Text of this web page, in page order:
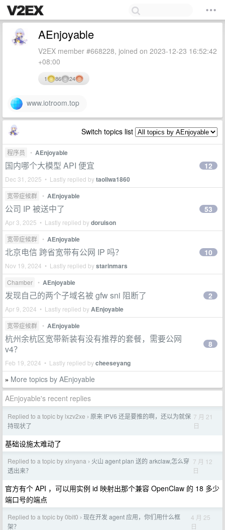
AEnjoyable
V2EX member #668228, joined on 2023-12-23 16:52:42
+08:00
1 86 24
www.iotroom.top
Switch topics list
程序员 • AEnjoyable
国内哪个大模型 API 便宜
Dec 31, 2025 • Lastly replied bytaoliwa1860
12
宽带症候群 • AEnjoyable
公司 IP 被送中了
Apr 3, 2025 • Lastly replied bydoruison
53
宽带症候群 • AEnjoyable
北京电信 跨省宽带有公网 IP 吗？
Nov 19, 2024 • Lastly replied bystarinmars
10
Chamber • AEnjoyable
发现自己的两个子域名被 gfw sni 阻断了
Apr 9, 2024 • Lastly replied byAEnjoyable
2
宽带症候群 • AEnjoyable
杭州余杭区宽带新装有没有推荐的套餐，需要公网
v4？
Feb 19, 2024 • Lastly replied bycheeseyang
8
» More topics by AEnjoyable
AEnjoyable's recent replies
Replied to a topic by lxzv2xe › 原来 IPV6 还是要推的啊，还以为就保
持现状了
7 月 21
日
基础设施太难动了
Replied to a topic by xinyana › 火山 agent plan 送的 arkclaw,怎么穿
透出来？
7 月 12
日
官方有个 API ，可以用实例 id 映射出那个兼容 OpenClaw 的 18 多少
端口号的端点
Replied to a topic by 0bit0 › 现在开发 agent 应用，你们用什么框
架？
4 月 25
日